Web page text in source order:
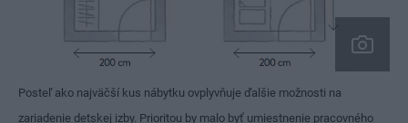
Posteľ ako najväčší kus nábytku ovplyvňuje ďalšie možnosti na
zariadenie detskej izby. Prioritou by malo byť umiestnenie pracovného